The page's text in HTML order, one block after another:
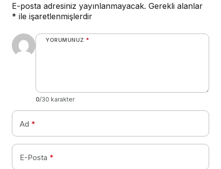
E-posta adresiniz yayınlanmayacak. Gerekli alanlar
* ile işaretlenmişlerdir
YORUMUNUZ *
0/30 karakter
Ad *
E-Posta *